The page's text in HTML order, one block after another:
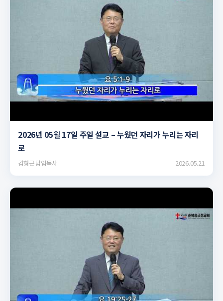
▶
2026년 05월 17일 주일 설교 – 누웠던 자리가 누리는 자리
로
김형근 담임목사 2026.05.21